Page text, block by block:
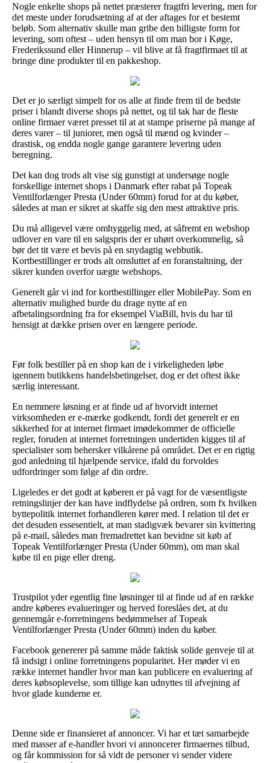
Nogle enkelte shops på nettet præsterer fragtfri levering, men for
det meste under forudsætning af at der aftages for et bestemt
beløb. Som alternativ skulle man gribe den billigste form for
levering, som oftest – uden hensyn til om man bor i Køge,
Frederikssund eller Hinnerup – vil blive at få fragtfirmaet til at
bringe dine produkter til en pakkeshop.
Det er jo særligt simpelt for os alle at finde frem til de bedste
priser i blandt diverse shops på nettet, og til tak har de fleste
online firmaer været presset til at at stampe priserne på mange af
deres varer – til juniorer, men også til mænd og kvinder –
drastisk, og endda nogle gange garantere levering uden
beregning.
Det kan dog trods alt vise sig gunstigt at undersøge nogle
forskellige internet shops i Danmark efter rabat på Topeak
Ventilforlænger Presta (Under 60mm) forud for at du køber,
således at man er sikret at skaffe sig den mest attraktive pris.
Du må alligevel være omhyggelig med, at såfremt en webshop
udlover en vare til en salgspris der er uhørt overkommelig, så
bør det tit være et bevis på en snydagtig webbutik.
Kortbestillinger er trods alt omsluttet af en foranstaltning, der
sikrer kunden overfor uægte webshops.
Generelt går vi ind for kortbestillinger eller MobilePay. Som en
alternativ mulighed burde du drage nytte af en
afbetalingsordning fra for eksempel ViaBill, hvis du har til
hensigt at dække prisen over en længere periode.
Før folk bestiller på en shop kan de i virkeligheden løbe
igennem butikkens handelsbetingelser, dog er det oftest ikke
særlig interessant.
En nemmere løsning er at finde ud af hvorvidt internet
virksomheden er e-mærke godkendt, fordi det generelt er en
sikkerhed for at internet firmaet imødekommer de officielle
regler, foruden at internet forretningen undertiden kigges til af
specialister som behersker vilkårene på området. Det er en rigtig
god anledning til hjælpende service, ifald du forvoldes
udfordringer som følge af din ordre.
Ligeledes er det godt at køberen er på vagt for de væsentligste
retningslinjer der kan have indflydelse på ordren, som fx hvilken
byttepolitik internet forhandleren kører med. I relation til det er
det desuden essesentielt, at man stadigvæk bevarer sin kvittering
på e-mail, således man fremadrettet kan bevidne sit køb af
Topeak Ventilforlænger Presta (Under 60mm), om man skal
købe til en pige eller dreng.
Trustpilot yder egentlig fine løsninger til at finde ud af en række
andre køberes evalueringer og herved foreslåes det, at du
gennemgår e-forretningens bedømmelser af Topeak
Ventilforlænger Presta (Under 60mm) inden du køber.
Facebook genererer på samme måde faktisk solide genveje til at
få indsigt i online forretningens popularitet. Her møder vi en
række internet handler hvor man kan publicere en evaluering af
deres købsoplevelse, som tillige kan udnyttes til afvejning af
hvor glade kunderne er.
Denne side er finansieret af annoncer. Vi har et tæt samarbejde
med masser af e-handler hvori vi annoncerer firmaernes tilbud,
og får kommission for så vidt de personer vi sender videre